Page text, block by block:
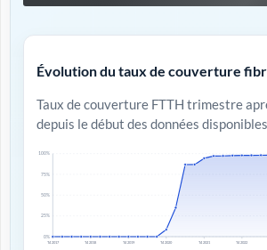
Évolution du taux de couverture
Taux de couverture FTTH trimestre
depuis le début des données
0%
25%
50%
75%
100%
T4 2017 T4 2018 T4 2019 T4 2020 T4 2021 T4 2022